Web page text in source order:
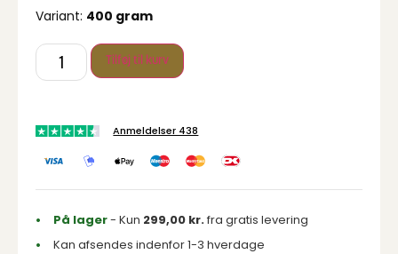
Variant: 400 gram
Tilføj til kurv
Anmeldelser 438
På lager- Kun 299,00 kr.fra gratis levering
Kan afsendes indenfor 1-3 hverdage